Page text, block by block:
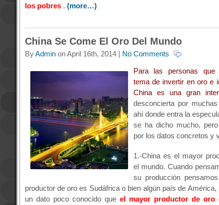
los pobres . (more…)
China Se Come El Oro Del Mundo
ByAdminon April 16th, 2014 | No Comments
Para las personas que
tema de invertir en oro e
China es una gran
desconcierta por
ahí donde entra la
se ha dicho mucho,
por los datos concretos y
1.-China es el mayor
el mundo. Cuando
su producción
productor de oro es Sudáfrica o bien algún país de
un dato poco conocido que el mayor productor de oro